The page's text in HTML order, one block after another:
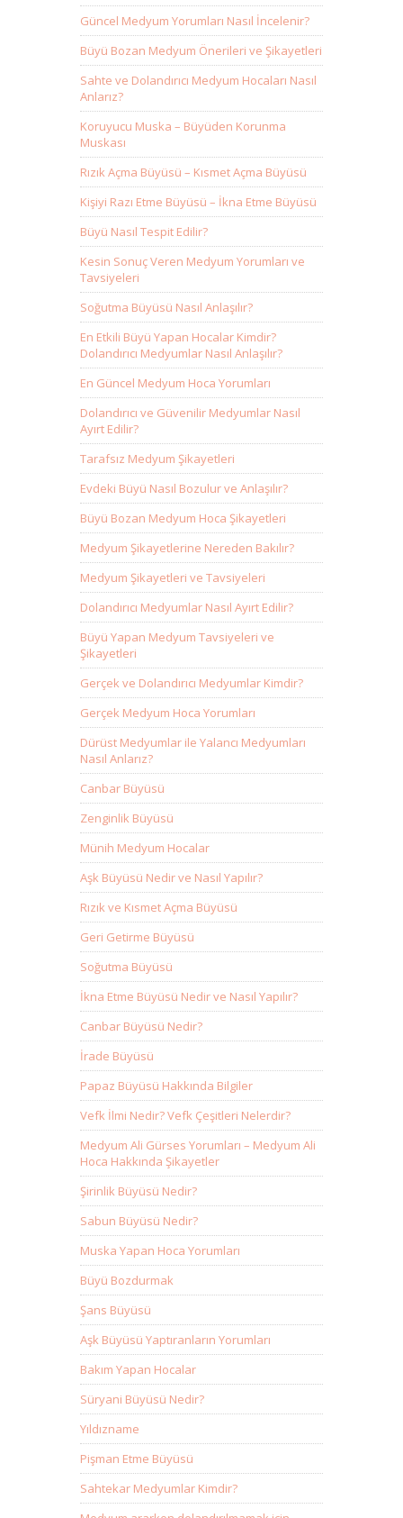
Güncel Medyum Yorumları Nasıl İncelenir?
Büyü Bozan Medyum Önerileri ve Şikayetleri
Sahte ve Dolandırıcı Medyum Hocaları Nasıl
Anlarız?
Koruyucu Muska – Büyüden Korunma
Muskası
Rızık Açma Büyüsü – Kısmet Açma Büyüsü
Kişiyi Razı Etme Büyüsü – İkna Etme Büyüsü
Büyü Nasıl Tespit Edilir?
Kesin Sonuç Veren Medyum Yorumları ve
Tavsiyeleri
Soğutma Büyüsü Nasıl Anlaşılır?
En Etkili Büyü Yapan Hocalar Kimdir?
Dolandırıcı Medyumlar Nasıl Anlaşılır?
En Güncel Medyum Hoca Yorumları
Dolandırıcı ve Güvenilir Medyumlar Nasıl
Ayırt Edilir?
Tarafsız Medyum Şikayetleri
Evdeki Büyü Nasıl Bozulur ve Anlaşılır?
Büyü Bozan Medyum Hoca Şikayetleri
Medyum Şikayetlerine Nereden Bakılır?
Medyum Şikayetleri ve Tavsiyeleri
Dolandırıcı Medyumlar Nasıl Ayırt Edilir?
Büyü Yapan Medyum Tavsiyeleri ve
Şikayetleri
Gerçek ve Dolandırıcı Medyumlar Kimdir?
Gerçek Medyum Hoca Yorumları
Dürüst Medyumlar ile Yalancı Medyumları
Nasıl Anlarız?
Canbar Büyüsü
Zenginlik Büyüsü
Münih Medyum Hocalar
Aşk Büyüsü Nedir ve Nasıl Yapılır?
Rızık ve Kısmet Açma Büyüsü
Geri Getirme Büyüsü
Soğutma Büyüsü
İkna Etme Büyüsü Nedir ve Nasıl Yapılır?
Canbar Büyüsü Nedir?
İrade Büyüsü
Papaz Büyüsü Hakkında Bilgiler
Vefk İlmi Nedir? Vefk Çeşitleri Nelerdir?
Medyum Ali Gürses Yorumları – Medyum Ali
Hoca Hakkında Şikayetler
Şirinlik Büyüsü Nedir?
Sabun Büyüsü Nedir?
Muska Yapan Hoca Yorumları
Büyü Bozdurmak
Şans Büyüsü
Aşk Büyüsü Yaptıranların Yorumları
Bakım Yapan Hocalar
Süryani Büyüsü Nedir?
Yıldızname
Pişman Etme Büyüsü
Sahtekar Medyumlar Kimdir?